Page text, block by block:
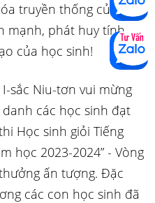
truyền thống của dân
mạnh, phát huy tính
của học sinh!
sắc Niu-tơn vui mừng
các học sinh đạt
Học sinh giỏi Tiếng
học 2023-2024” - Vòng
ấn tượng. Đặc
các con học sinh đã